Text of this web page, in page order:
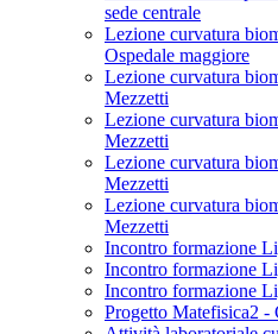
sede centrale
Lezione curvatura
Ospedale maggiore
Lezione curvatura
Mezzetti
Lezione curvatura
Mezzetti
Lezione curvatura
Mezzetti
Lezione curvatura
Mezzetti
Incontro formazione
Incontro formazione
Incontro formazione
Progetto Matefisica2 -